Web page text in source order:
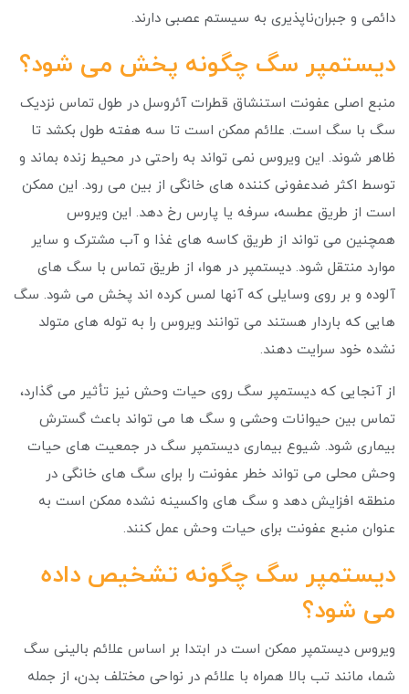
دائمی و جبران‌ناپذیری به سیستم عصبی دارند.
دیستمپر سگ چگونه پخش می شود؟
منبع اصلی عفونت استنشاق قطرات آئروسل در طول تماس نزدیک
سگ با سگ است. علائم ممکن است تا سه هفته طول بکشد تا
ظاهر شوند. این ویروس نمی تواند به راحتی در محیط زنده بماند و
توسط اکثر ضدعفونی کننده های خانگی از بین می رود. این ممکن
است از طریق عطسه، سرفه یا پارس رخ دهد. این ویروس
همچنین می تواند از طریق کاسه های غذا و آب مشترک و سایر
موارد منتقل شود. دیستمپر در هوا، از طریق تماس با سگ های
آلوده و بر روی وسایلی که آنها لمس کرده اند پخش می شود. سگ
هایی که باردار هستند می توانند ویروس را به توله های متولد
نشده خود سرایت دهند.
از آنجایی که دیستمپر سگ روی حیات وحش نیز تأثیر می گذارد،
تماس بین حیوانات وحشی و سگ ها می تواند باعث گسترش
بیماری شود. شیوع بیماری دیستمپر سگ در جمعیت های حیات
وحش محلی می تواند خطر عفونت را برای سگ های خانگی در
منطقه افزایش دهد و سگ های واکسینه نشده ممکن است به
عنوان منبع عفونت برای حیات وحش عمل کنند.
دیستمپر سگ چگونه تشخیص داده
می شود؟
ویروس دیستمپر ممکن است در ابتدا بر اساس علائم بالینی سگ
شما، مانند تب بالا همراه با علائم در نواحی مختلف بدن، از جمله